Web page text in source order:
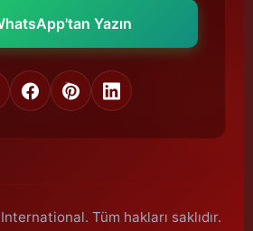
Yazın
Tüm hakları saklıdır.